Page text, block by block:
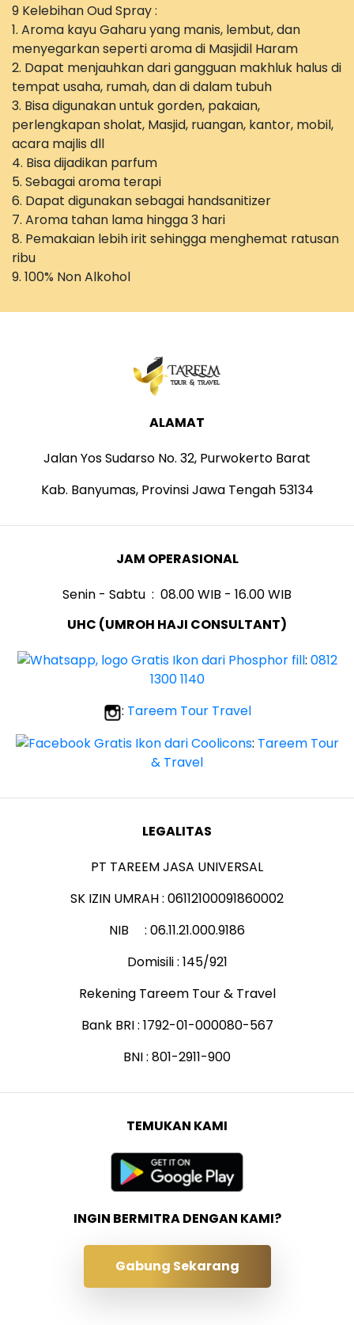
9 Kelebihan Oud Spray :
1. Aroma kayu Gaharu yang manis, lembut, dan
menyegarkan seperti aroma di Masjidil Haram
2. Dapat menjauhkan dari gangguan makhluk halus di
tempat usaha, rumah, dan di dalam tubuh
3. Bisa digunakan untuk gorden, pakaian,
perlengkapan sholat, Masjid, ruangan, kantor, mobil,
acara majlis dll
4. Bisa dijadikan parfum
5. Sebagai aroma terapi
6. Dapat digunakan sebagai handsanitizer
7. Aroma tahan lama hingga 3 hari
8. Pemakaian lebih irit sehingga menghemat ratusan
ribu
9. 100% Non Alkohol
ALAMAT
Jalan Yos Sudarso No. 32, Purwokerto Barat
Kab. Banyumas, Provinsi Jawa Tengah 53134
JAM OPERASIONAL
Senin - Sabtu : 08.00 WIB - 16.00 WIB
UHC (UMROH HAJI CONSULTANT)
: 0812
1300 1140
: Tareem Tour Travel
: Tareem Tour
& Travel
LEGALITAS
PT TAREEM JASA UNIVERSAL
SK IZIN UMRAH : 06112100091860002
NIB : 06.11.21.000.9186
Domisili : 145/921
Rekening Tareem Tour & Travel
Bank BRI : 1792-01-000080-567
BNI : 801-2911-900
TEMUKAN KAMI
INGIN BERMITRA DENGAN KAMI?
Gabung Sekarang